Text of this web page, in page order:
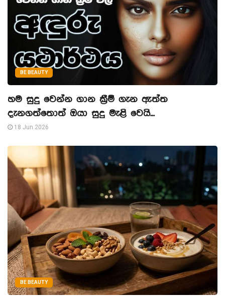
BE BEAUTY
හම සුදු වෙන්න ගාන ක්‍රීම් ගැන ඇත්ත
දැනගත්තොත් ඔයා සුදු මැළි වෙයි...
18 Jun 2026
BE BEAUTY